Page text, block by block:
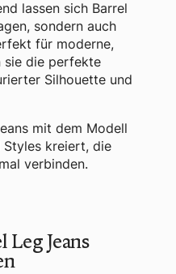
lassen sich Barrel
sondern auch
für moderne,
sie die perfekte
Silhouette und
mit dem Modell
kreiert, die
verbinden.
Leg Jeans